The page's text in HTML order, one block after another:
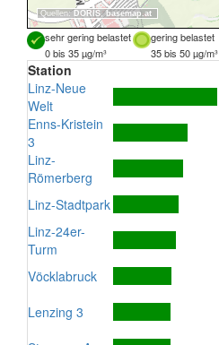
Quellen: DORIS, basemap.at
sehr gering belastet gering belastet
0 bis 35 µg/m³
35 bis 50 µg/m³
Station
Linz-Neue
Welt
Enns-Kristein
3
Linz-
Römerberg
Linz-Stadtpark
Linz-24er-
Turm
Vöcklabruck
Lenzing 3